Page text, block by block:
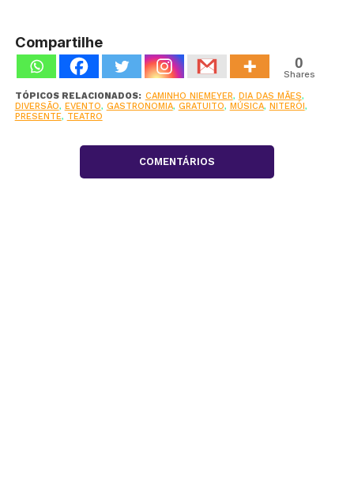
Compartilhe
0
Shares
TÓPICOS RELACIONADOS: CAMINHO NIEMEYER, DIA DAS MÃES,
DIVERSÃO, EVENTO, GASTRONOMIA, GRATUITO, MÚSICA, NITERÓI,
PRESENTE, TEATRO
COMENTÁRIOS